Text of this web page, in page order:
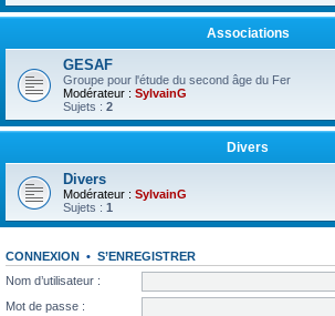
Associations
GESAF
Groupe pour l'étude du second âge du Fer
Modérateur : SylvainG
Sujets : 2
Divers
Divers
Modérateur : SylvainG
Sujets : 1
CONNEXION • S’ENREGISTRER
Nom d’utilisateur :
Mot de passe :